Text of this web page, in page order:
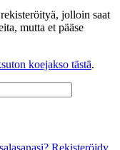
jolloin saat
mutta et pääse
koejakso tästä.
Rekisteröidy